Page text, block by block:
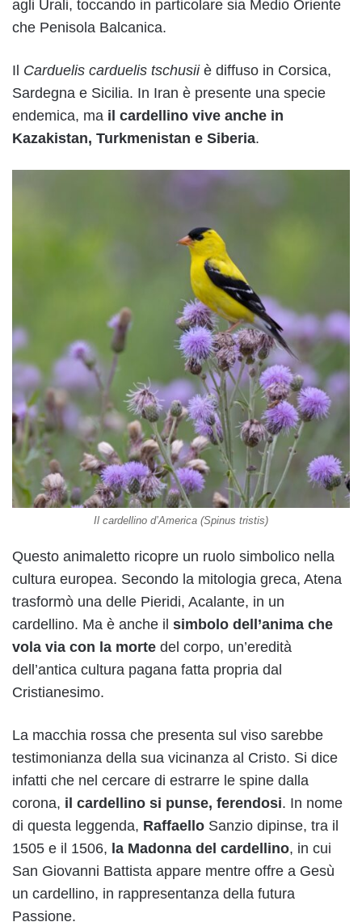
agli Urali, toccando in particolare sia Medio Oriente
che Penisola Balcanica.
Il Carduelis carduelis tschusiiè diffuso in Corsica,
Sardegna e Sicilia. In Iran è presente una specie
endemica, ma il cardellino vive anche in
Kazakistan, Turkmenistan e Siberia.
Il cardellino d’America (Spinus tristis)
Questo animaletto ricopre un ruolo simbolico nella
cultura europea. Secondo la mitologia greca, Atena
trasformò una delle Pieridi, Acalante, in un
cardellino. Ma è anche il simbolo dell’anima che
vola via con la morte del corpo, un’eredità
dell’antica cultura pagana fatta propria dal
Cristianesimo.
La macchia rossa che presenta sul viso sarebbe
testimonianza della sua vicinanza al Cristo. Si dice
infatti che nel cercare di estrarre le spine dalla
corona, il cardellino si punse, ferendosi. In nome
di questa leggenda, Raffaello Sanzio dipinse, tra il
1505 e il 1506, la Madonna del cardellino, in cui
San Giovanni Battista appare mentre offre a Gesù
un cardellino, in rappresentanza della futura
Passione.